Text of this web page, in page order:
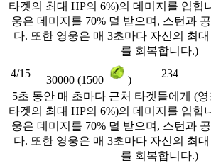
타겟의 최대 HP의 6%)의 데미지를 입힙
웅은 데미지를 70% 덜 받으며, 스턴과
다. 또한 영웅은 매 3초마다 자신의 최
를 회복합니다.)
4/15
30000 (1500 )
234
5초 동안 매 초마다 근처 타겟들에게 (
타겟의 최대 HP의 6%)의 데미지를 입힙
웅은 데미지를 70% 덜 받으며, 스턴과
다. 또한 영웅은 매 3초마다 자신의 최
를 회복합니다.)